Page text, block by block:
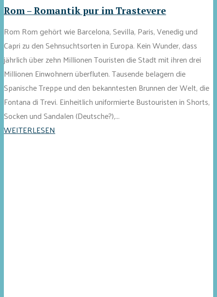
Rom – Romantik pur im Trastevere
Rom Rom gehört wie Barcelona, Sevilla, Paris, Venedig und
Capri zu den Sehnsuchtsorten in Europa. Kein Wunder, dass
jährlich über zehn Millionen Touristen die Stadt mit ihren drei
Millionen Einwohnern überfluten. Tausende belagern die
Spanische Treppe und den bekanntesten Brunnen der Welt, die
Fontana di Trevi. Einheitlich uniformierte Bustouristen in Shorts,
Socken und Sandalen (Deutsche?),...
WEITERLESEN